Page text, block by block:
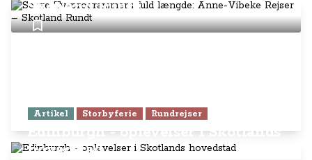
Skotland Rundt
Artikel Storbyferie Rundrejser
Edinburgh - oplevelser i Skotlands
hovedstad